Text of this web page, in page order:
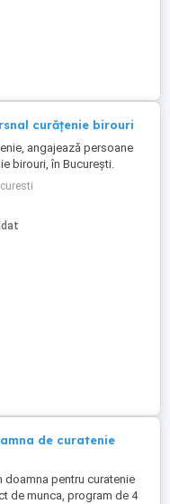
curățenie birouri
angajează persoane
birouri, în București.
de 4 ore, dimineața.
de curatenie
doamna pentru curatenie
de munca, program de 4